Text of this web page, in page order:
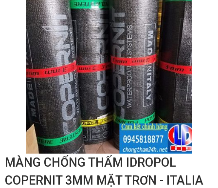
MÀNG CHỐNG THẤM IDROPOL
COPERNIT 3MM MẶT TRƠN - ITALIA